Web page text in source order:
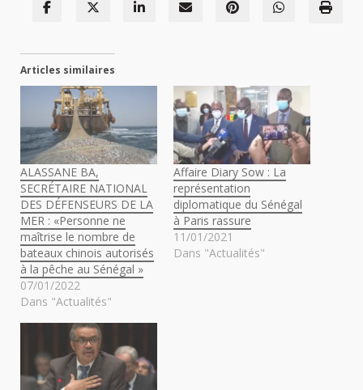
Articles similaires
ALASSANE BA,
SECRÉTAIRE NATIONAL
DES DÉFENSEURS DE LA
MER : «Personne ne
maîtrise le nombre de
bateaux chinois autorisés
à la pêche au Sénégal »
07/01/2022
Dans "Actualités"
Affaire Diary Sow : La
représentation
diplomatique du Sénégal
à Paris rassure
11/01/2021
Dans "Actualités"